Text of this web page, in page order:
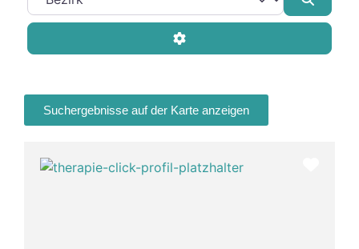
Advanced Filters
Suchergebnisse auf der Karte anzeigen